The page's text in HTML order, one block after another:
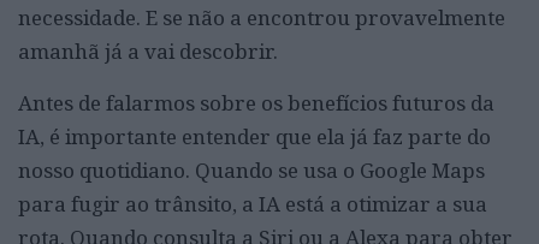
necessidade. E se não a encontrou provavelmente
amanhã já a vai descobrir.
Antes de falarmos sobre os benefícios futuros da
IA, é importante entender que ela já faz parte do
nosso quotidiano. Quando se usa o Google Maps
para fugir ao trânsito, a IA está a otimizar a sua
rota. Quando consulta a Siri ou a Alexa para obter